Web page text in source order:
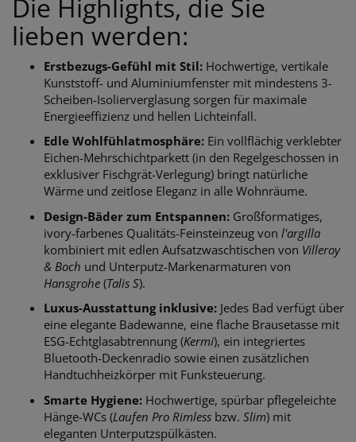
Die Highlights, die Sie
lieben werden:
Erstbezugs-Gefühl mit Stil: Hochwertige, vertikale
Kunststoff- und Aluminiumfenster mit mindestens 3-
Scheiben-Isolierverglasung sorgen für maximale
Energieeffizienz und hellen Lichteinfall.
Edle Wohlfühlatmosphäre: Ein vollflächig verklebter
Eichen-Mehrschichtparkett (in den Regelgeschossen in
exklusiver Fischgrät-Verlegung) bringt natürliche
Wärme und zeitlose Eleganz in alle Wohnräume.
Design-Bäder zum Entspannen: Großformatiges,
ivory-farbenes Qualitäts-Feinsteinzeug von l'argilla
kombiniert mit edlen Aufsatzwaschtischen von Villeroy
& Boch und Unterputz-Markenarmaturen von
Hansgrohe (Talis S).
Luxus-Ausstattung inklusive: Jedes Bad verfügt über
eine elegante Badewanne, eine flache Brausetasse mit
ESG-Echtglasabtrennung (Kermi), ein integriertes
Bluetooth-Deckenradio sowie einen zusätzlichen
Handtuchheizkörper mit Funksteuerung.
Smarte Hygiene: Hochwertige, spürbar pflegeleichte
Hänge-WCs (Laufen Pro Rimless bzw. Slim) mit
eleganten Unterputzspülkästen.